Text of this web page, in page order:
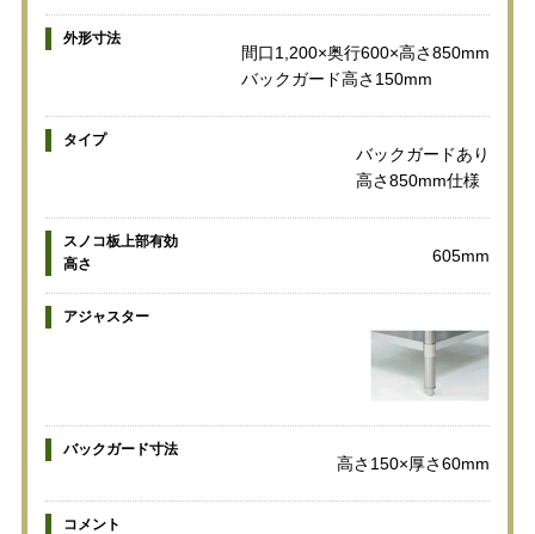
外形寸法
間口1,200×奥行600×高さ850mm
バックガード高さ150mm
タイプ
バックガードあり
高さ850mm仕様
スノコ板上部有効
高さ
605mm
アジャスター
バックガード寸法
高さ150×厚さ60mm
コメント